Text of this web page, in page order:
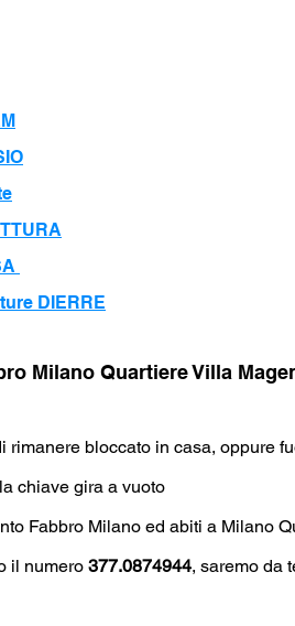
DIERRE
Milano Quartiere Villa
rimanere bloccato in casa, oppure
chiave gira a vuoto
Fabbro Milano ed abiti a Milano
il numero 377.0874944, saremo da